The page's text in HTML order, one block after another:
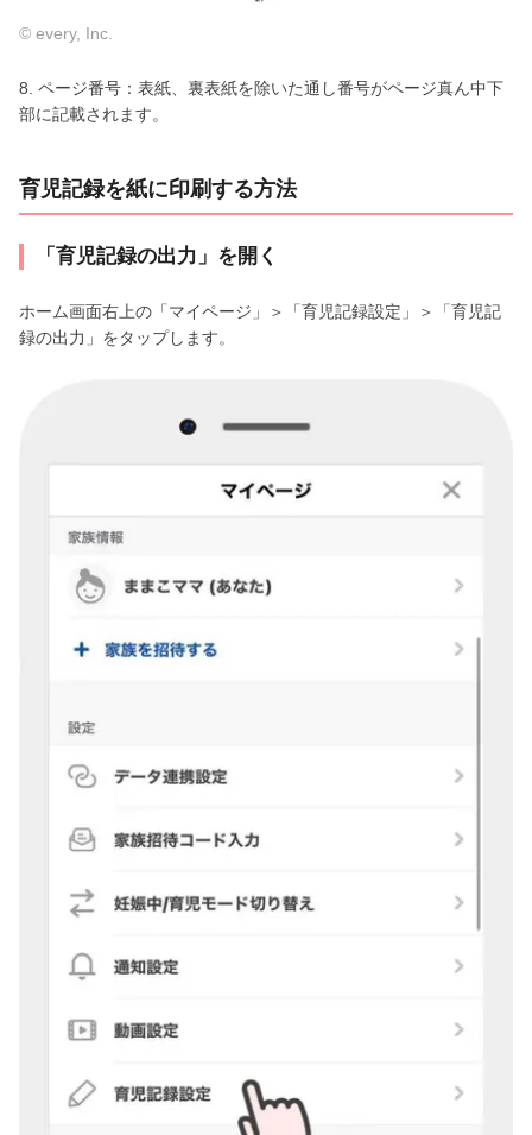
© every, Inc.
8. ページ番号：表紙、裏表紙を除いた通し番号がページ真ん中下
部に記載されます。
育児記録を紙に印刷する方法
「育児記録の出力」を開く
ホーム画面右上の「マイページ」＞「育児記録設定」＞「育児記
録の出力」をタップします。